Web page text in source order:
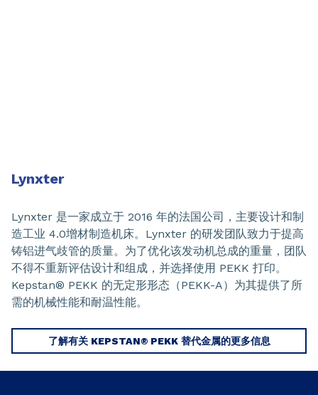
Lynxter
Lynxter 是一家成立于 2016 年的法国公司，主要设计和制
造工业 4.0增材制造机床。Lynxter 的研发团队致力于提高
铸铝进气歧管的质量。为了优化该发动机总成的重量，团队
不得不重新评估设计和组成，并选择使用 PEKK 打印。
Kepstan® PEKK 的无定形形态（PEKK-A）为其提供了所
需的机械性能和耐温性能。
了解有关 KEPSTAN® PEKK 替代金属的更多信息